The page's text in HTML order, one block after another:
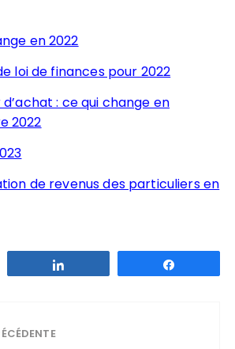
en 2022
loi de finances pour 2022
d’achat : ce qui change en
2022
de revenus des particuliers en